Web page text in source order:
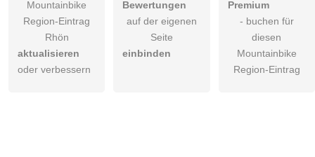
Mountainbike
Region-Eintrag
Rhön
aktualisieren
oder verbessern
Bewertungen
auf der eigenen
Seite
einbinden
Premium
- buchen für
diesen
Mountainbike
Region-Eintrag